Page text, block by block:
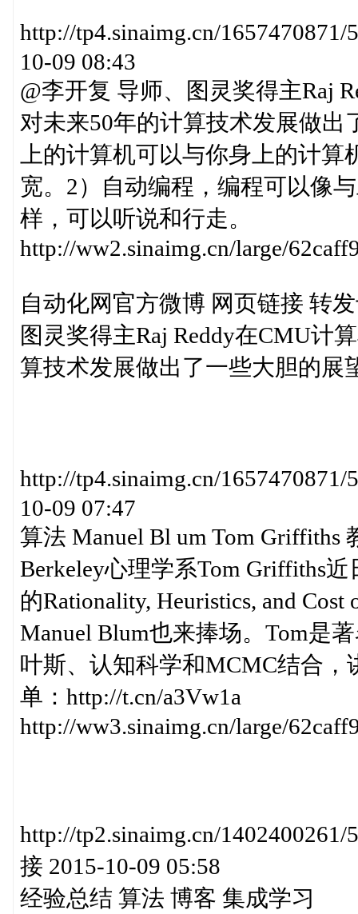
http://tp4.sinaimg.cn/
10-09 08:43
@李开复 导师、图灵奖得主Raj
对未来50年的计算技术发展做
上的计算机可以与你身上的计
宽。2）自动编程，编程可以像
样，可以听说和行走。
http://ww2.sinaimg.cn/large/
自动化网官方微博 网页链接 转
图灵奖得主Raj Reddy在CMU计
算技术发展做出了一些大胆的展
http://tp4.sinaimg.cn/
10-09 07:47
算法 Manuel Bl um Tom Griffiths
Berkeley心理学系Tom Griffiths
的Rationality, Heuristics, and
Manuel Blum也来捧场。Tom是
叶斯、认知科学和MCMC结合
单：http://t.cn/a3Vw1a
http://ww3.sinaimg.cn/large/
http://tp2.sinaimg.cn/
接 2015-10-09 05:58
经验总结 算法 博客 集成学习